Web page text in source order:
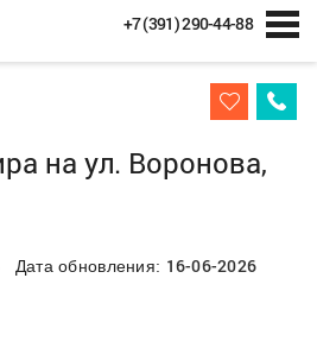
+7 (391) 290-44-88
на ул. Воронова,
Дата обновления: 16-06-2026